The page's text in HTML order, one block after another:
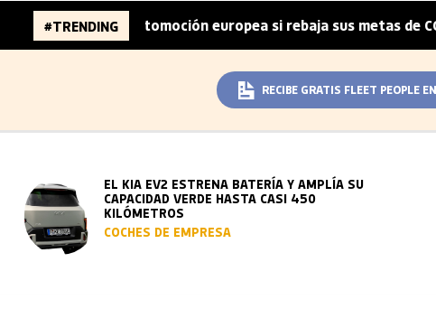
#TRENDING
automoción europea si rebaja sus metas de CO₂ | La
RECIBE GRATIS FLEET PEOPLE
EL KIA EV2 ESTRENA BATERÍA Y AMPLÍA SU
CAPACIDAD VERDE HASTA CASI 450
KILÓMETROS
COCHES DE EMPRESA